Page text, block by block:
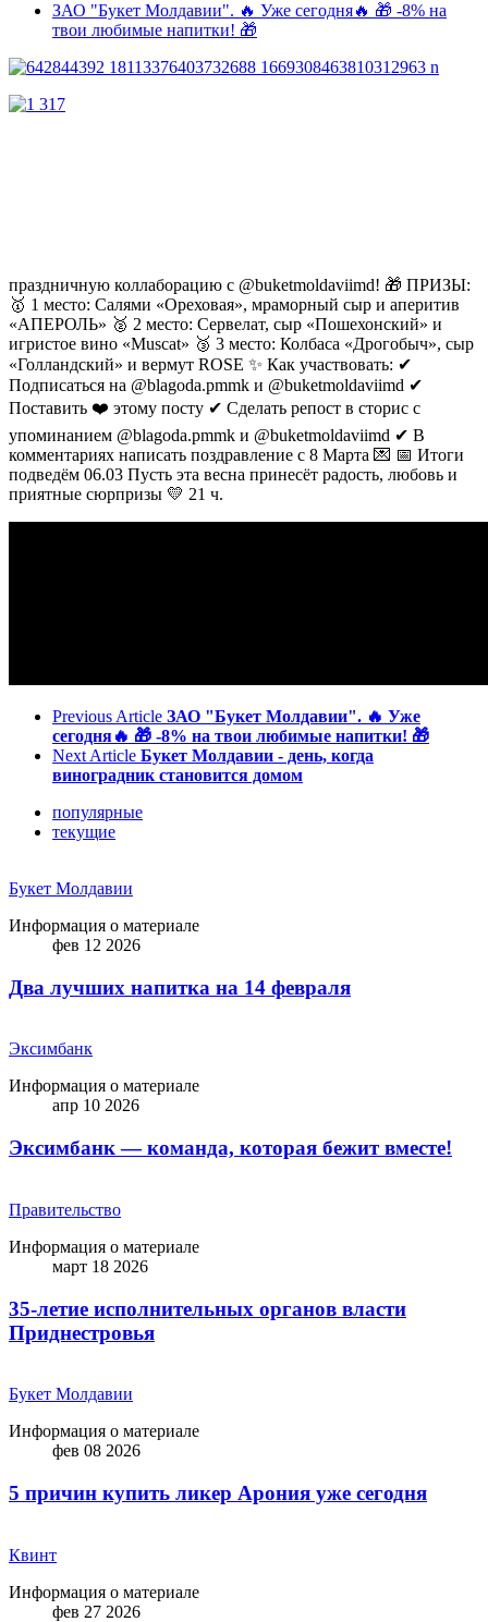
ЗАО "Букет Молдавии". 🔥 Уже сегодня🔥 🎁 -8% на
твои любимые напитки! 🎁
праздничную коллаборацию с @buketmoldaviimd! 🎁 ПРИЗЫ:
🥇 1 место: Салями «Ореховая», мраморный сыр и аперитив
«АПЕРОЛЬ» 🥈 2 место: Сервелат, сыр «Пошехонский» и
игристое вино «Muscat» 🥉 3 место: Колбаса «Дрогобыч», сыр
«Голландский» и вермут ROSE ✨ Как участвовать: ✔
Подписаться на @blagoda.pmmk и @buketmoldaviimd ✔
Поставить ❤️ этому посту ✔ Сделать репост в сторис с
упоминанием @blagoda.pmmk и @buketmoldaviimd ✔ В
комментариях написать поздравление с 8 Марта 💌 📅 Итоги
подведём 06.03 Пусть эта весна принесёт радость, любовь и
приятные сюрпризы 💛 21 ч.
Previous Article ЗАО "Букет Молдавии". 🔥 Уже
сегодня🔥 🎁 -8% на твои любимые напитки! 🎁
Next Article Букет Молдавии - день, когда
виноградник становится домом
популярные
текущие
Букет Молдавии
Информация о материале
фев 12 2026
Два лучших напитка на 14 февраля
Эксимбанк
Информация о материале
апр 10 2026
Эксимбанк — команда, которая бежит вместе!
Правительство
Информация о материале
март 18 2026
35-летие исполнительных органов власти
Приднестровья
Букет Молдавии
Информация о материале
фев 08 2026
5 причин купить ликep Арония уже сегодня
Квинт
Информация о материале
фев 27 2026